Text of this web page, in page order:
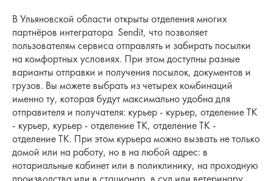
В Ульяновской области открыты отделения многих
партнёров интегратора Sendit, что позволяет
пользователям сервиса отправлять и забирать посылки
на комфортных условиях. При этом доступны разные
варианты отправки и получения посылок, документов и
грузов. Вы можете выбрать из четырех комбинаций
именно ту, которая будут максимально удобна для
отправителя и получателя: курьер - курьер, отделение ТК
- курьер, курьер - отделение ТК, отделение ТК -
отделение ТК. При этом курьера можно вызвать не только
домой или на работу, но в на любой адрес: в
нотариальные кабинет или в поликлинику, на проходную